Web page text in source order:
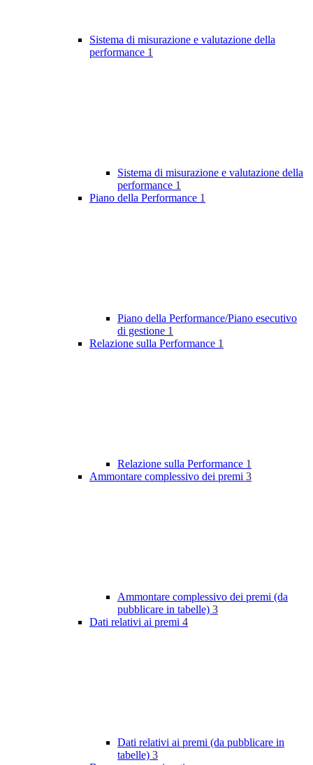
Sistema di misurazione e valutazione della
performance 1
Sistema di misurazione e valutazione della
performance 1
Piano della Performance 1
Piano della Performance/Piano esecutivo
di gestione 1
Relazione sulla Performance 1
Relazione sulla Performance 1
Ammontare complessivo dei premi 3
Ammontare complessivo dei premi (da
pubblicare in tabelle) 3
Dati relativi ai premi 4
Dati relativi ai premi (da pubblicare in
tabelle) 3